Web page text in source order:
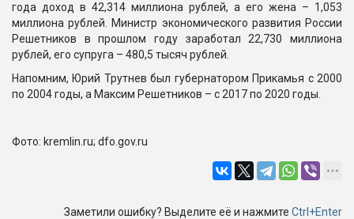
года доход в 42,314 миллиона рублей, а его жена – 1,053
миллиона рублей. Министр экономического развития России
Решетников в прошлом году заработал 22,730 миллиона
рублей, его супруга – 480,5 тысяч рублей.
Напомним, Юрий Трутнев был губернатором Прикамья с 2000
по 2004 годы, а Максим Решетников – с 2017 по 2020 годы.
Фото: kremlin.ru; dfo.gov.ru
Заметили ошибку? Выделите её и нажмите Ctrl+Enter